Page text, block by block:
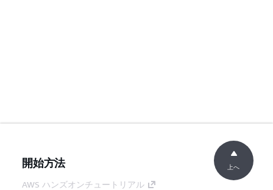
開始方法
AWS ハンズオンチュートリアル
上へ